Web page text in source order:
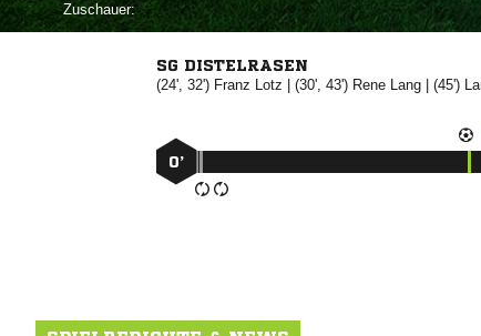
Zuschauer:
SG DISTELRASEN
(24', 32')   | (30', 43') | (45')
0’